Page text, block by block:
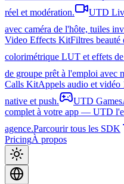
réel et modération.
UTD
avec caméra de l'hôte, tuiles
Video Effects KitFiltres beauté
colorimétrique LUT et effets
de groupe prêt à l'emploi avec
Calls KitAppels audio et vidéo
native et push.
UTD Games
complet à votre app — UTD
agence.Parcourir tous les SDK
PricingÀ propos